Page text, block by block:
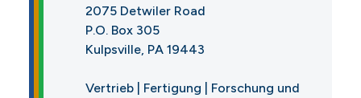
2075 Detwiler Road
P.O. Box 305
Kulpsville, PA 19443
Vertrieb | Fertigung | Forschung und